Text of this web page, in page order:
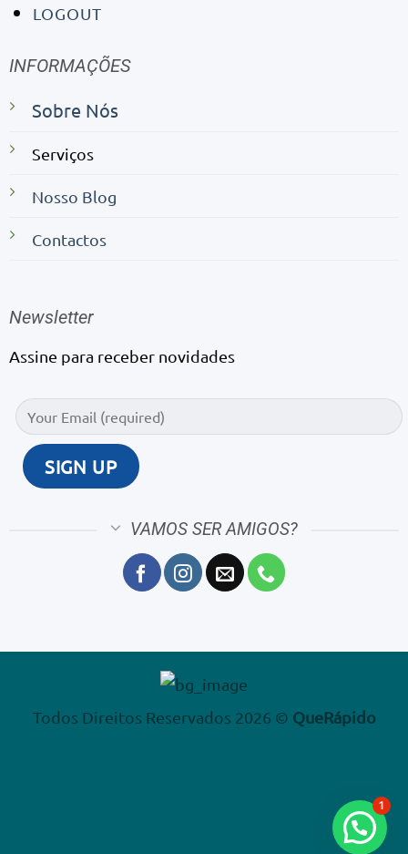
LOGOUT
INFORMAÇÕES
Sobre Nós
Serviços
Nosso Blog
Contactos
Newsletter
Assine para receber novidades
VAMOS SER AMIGOS?
Todos Direitos Reservados 2026 © QueRápido
1